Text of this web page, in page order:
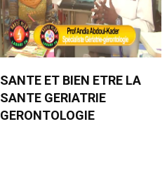
SANTE ET BIEN ETRE LA
SANTE GERIATRIE
GERONTOLOGIE